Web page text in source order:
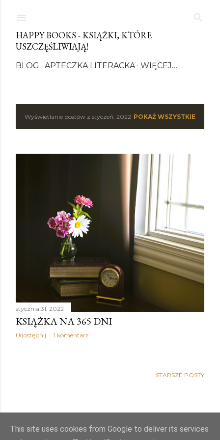
HAPPY BOOKS - KSIĄŻKI, KTÓRE
USZCZĘŚLIWIAJĄ!
BLOG APTECZKA LITERACKA WIĘCEJ…
PWyświetlanie postów z styczeń, 2022 POKAŻ WSZYSTKIE
stycznia 31, 2022
KSIĄŻKA NA 365 DNI
Udostępnij 1 komentarz
STARSZE POSTY
This site uses cookies from Google to deliver its services